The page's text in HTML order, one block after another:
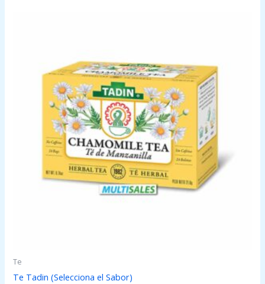
Te
Te Tadin (Selecciona el Sabor)